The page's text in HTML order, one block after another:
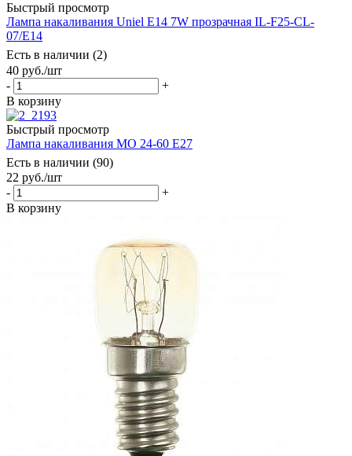
Быстрый просмотр
Лампа накаливания Uniel E14 7W прозрачная IL-F25-CL-
07/E14
Есть в наличии (2)
40 руб./шт
-
+
В корзину
Быстрый просмотр
Лампа накаливания МО 24-60 Е27
Есть в наличии (90)
22 руб./шт
-
+
В корзину